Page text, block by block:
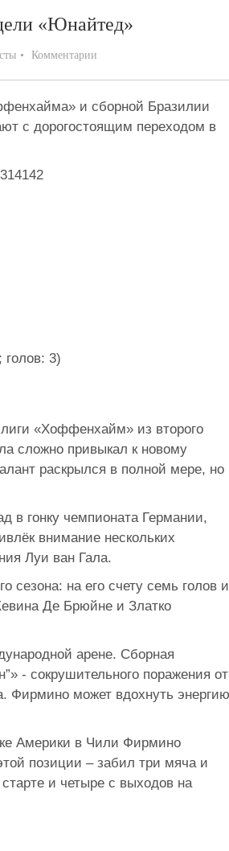
«Юнайтед»
Комментарии
и сборной Бразилии
с дорогостоящим переходом в
голов: 3)
«Хоффенхайм» из второго
сложно привыкал к новому
раскрылся в полной мере, но
в гонку чемпионата Германии,
внимание нескольких
Луи ван Гала.
на его счету семь голов и
Де Брюйне и Златко
арене. Сборная
- сокрушительного поражения от
Фирмино может вдохнуть
Америки в Чили Фирмино
позиции – забил три мяча и
и четыре с выходов на